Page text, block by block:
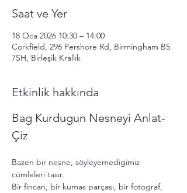
Saat ve Yer
18 Oca 2026 10:30 – 14:00
Corkfield, 296 Pershore Rd, Birmingham B5
7SH, Birleşik Krallık
Etkinlik hakkında
Bag Kurdugun Nesneyi Anlat-
Çiz
Bazen bir nesne, söyleyemedigimiz
cümleleri tasır.
Bir fincan, bir kumas parçası, bir fotograf,